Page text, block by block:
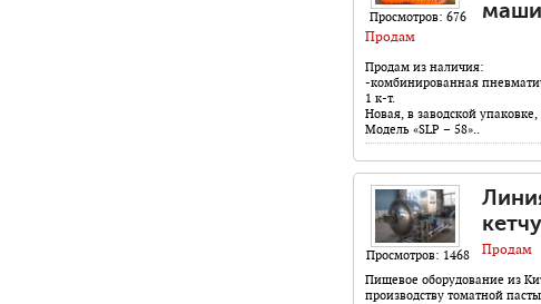
Просмотров: 676
Продам
Продам из наличия:
-комбинированная
1 к-т.
Новая, в заводской
Модель «SLP – 58»..
Просмотров: 1468 Продам
Пищевое оборудование из
производству томатной